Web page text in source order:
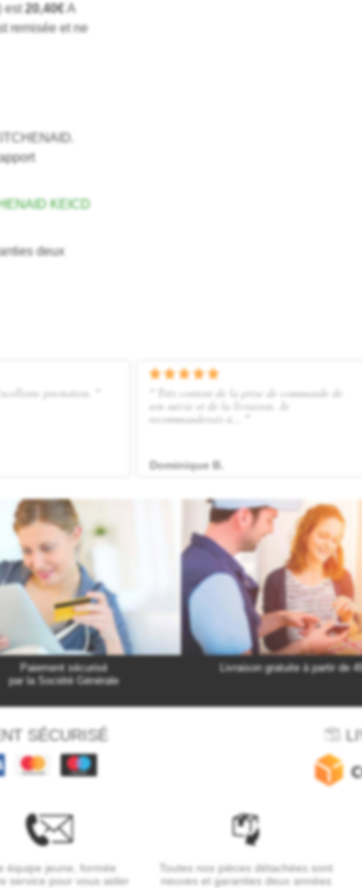
est20,40€ A
remisée et ne
KEICD
deux
Paiement sécurisé
par la Société Générale
Livraison gratuite à partir de
SÉCURISÉ
équipe jeune, formée
service pour vous aider
Toutes nos pièces détachées sont
neuves et garanties deux années